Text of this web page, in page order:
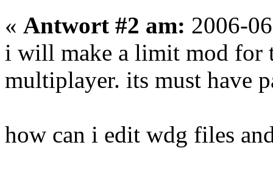
« Antwort #2 am: 2006-
i will make a limit mod for
multiplayer. its must have
how can i edit wdg files